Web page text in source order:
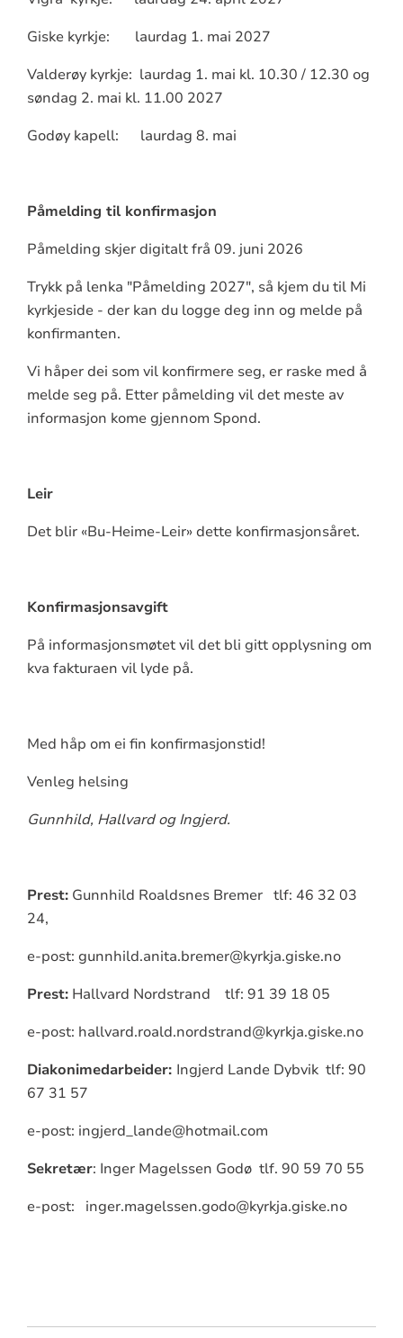
Giske kyrkje: laurdag 1. mai 2027
Valderøy kyrkje: laurdag 1. mai kl. 10.30 / 12.30 og
søndag 2. mai kl. 11.00 2027
Godøy kapell: laurdag 8. mai
Påmelding til konfirmasjon
Påmelding skjer digitalt frå 09. juni 2026
Trykk på lenka "Påmelding 2027", så kjem du til Mi
kyrkjeside - der kan du logge deg inn og melde på
konfirmanten.
Vi håper dei som vil konfirmere seg, er raske med å
melde seg på. Etter påmelding vil det meste av
informasjon kome gjennom Spond.
Leir
Det blir «Bu-Heime-Leir» dette konfirmasjonsåret.
Konfirmasjonsavgift
På informasjonsmøtet vil det bli gitt opplysning om
kva fakturaen vil lyde på.
Med håp om ei fin konfirmasjonstid!
Venleg helsing
Gunnhild, Hallvard og Ingjerd.
Prest:Gunnhild Roaldsnes Bremer tlf: 46 32 03
24,
e-post: gunnhild.anita.bremer@kyrkja.giske.no
Prest:Hallvard Nordstrand tlf: 91 39 18 05
e-post: hallvard.roald.nordstrand@kyrkja.giske.no
Diakonimedarbeider: Ingjerd Lande Dybvik tlf: 90
67 31 57
e-post: ingjerd_lande@hotmail.com
Sekretær: Inger Magelssen Godø tlf. 90 59 70 55
e-post: inger.magelssen.godo@kyrkja.giske.no